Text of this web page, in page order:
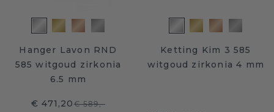
Hanger Lavon RND
585 witgoud zirkonia
6.5 mm
€ 471,20€ 589,-
Ketting Kim 3 585
witgoud zirkonia 4 mm